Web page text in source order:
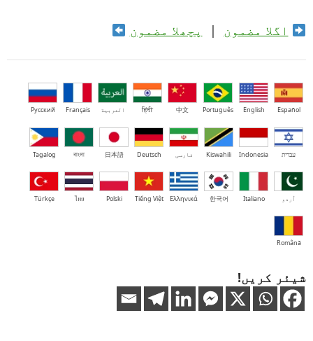
اگلا مضمون | پچھلا مضمون
Español
English
Português
中文
हिंदी العربية Français
Русский
עברית Indonesia
Kiswahili فارسی Deutsch
日本語
বাংলা
Tagalog
اُردو Italiano
한국어
Ελληνικά
Tiếng Việt
Polski
ไทย
Türkçe
Română
شیئر کریں!